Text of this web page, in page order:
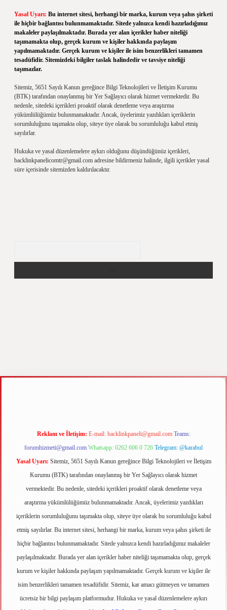
Yasal Uyarı: Bu internet sitesi, herhangi bir marka, kurum veya şahıs şirketi
ile hiçbir bağlantısı bulunmamaktadır. Sitede yalnızca kendi hazırladığımız
makaleler paylaşılmaktadır. Burada yer alan içerikler haber niteliği
taşımamakta olup, gerçek kurum ve kişiler hakkında paylaşım
yapılmamaktadır. Gerçek kurum ve kişiler ile isim benzerlikleri tamamen
tesadüfidir. Sitemizdeki bilgiler taslak halindedir ve tavsiye niteliği
taşımazlar.
Sitemiz, 5651 Sayılı Kanun gereğince Bilgi Teknolojileri ve İletişim Kurumu
(BTK) tarafından onaylanmış bir Yer Sağlayıcı olarak hizmet vermektedir. Bu
nedenle, sitedeki içerikleri proaktif olarak denetleme veya araştırma
yükümlülüğümüz bulunmamaktadır. Ancak, üyelerimiz yazdıkları içeriklerin
sorumluluğunu taşımakta olup, siteye üye olarak bu sorumluluğu kabul etmiş
sayılırlar.
Hukuka ve yasal düzenlemelere aykırı olduğunu düşündüğünüz içerikleri,
backlinkpanelicomtr@gmail.com adresine bildirmeniz halinde, ilgili içerikler yasal
süre içerisinde sitemizden kaldırılacaktır.
m elexbet
Reklam ve İletişim: E-mail: backlinkpaneli@gmail.com Teams:
forumhizmeti@gmail.com Whatsapp: 0262 606 0 726 Telegram: @karabul
Yasal Uyarı: Sitemiz, 5651 Sayılı Kanun gereğince Bilgi Teknolojileri ve İletişim
Kurumu (BTK) tarafından onaylanmış bir Yer Sağlayıcı olarak hizmet
vermektedir. Bu nedenle, sitedeki içerikleri proaktif olarak denetleme veya
araştırma yükümlülüğümüz bulunmamaktadır. Ancak, üyelerimiz yazdıkları
içeriklerin sorumluluğunu taşımakta olup, siteye üye olarak bu sorumluluğu kabul
etmiş sayılırlar. Bu internet sitesi, herhangi bir marka, kurum veya şahıs şirketi ile
hiçbir bağlantısı bulunmamaktadır. Sitede yalnızca kendi hazırladığımız makaleler
paylaşılmaktadır. Burada yer alan içerikler haber niteliği taşımamakta olup, gerçek
kurum ve kişiler hakkında paylaşım yapılmamaktadır. Gerçek kurum ve kişiler ile
isim benzerlikleri tamamen tesadüfidir. Sitemiz, kar amacı gütmeyen ve tamamen
ücretsiz bir bilgi paylaşım platformudur. Hukuka ve yasal düzenlemelere aykırı